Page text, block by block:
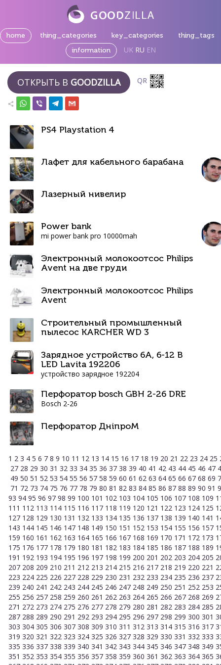
home thing_categories key_categories
thing_tags
information
UK RU EN
ОТКРЫТЬ В GOODZILLA QR
PS4 Playstation 4
Лафет для кабельного барабана
Лазерный нивелир
Power bank
mi power bank pro 10000mah
Электронный молокоотсос Philips
Avent на две груди
Электронный молокоотсос Philips
Avent
Строительный промышленный
пылесос KARCHER WD 3
Зарядное устройство 6А, 6-12 В
LED Lavita 192206
устройство зарядное 192204
Перфоратор bosch GBH 2-26 DRE
Bosch 2-26
Перфоратор ДніпроМ
1 2 3 4 5 6 7 8 9 10 11 12 13 14 15 16 17 18 19 20 21 22 23 24 25
27 28 29 30 31 32 33 34 35 36 37 38 39 40 41 42 43 44 45 46 47
49 50 51 52 53 54 55 56 57 58 59 60 61 62 63 64 65 66 67 68 69
71 72 73 74 75 76 77 78 79 80 81 82 83 84 85 86 87 88 89 90 91
93 94 95 96 97 98 99 100 101 102 103 104 105 106 107 108 109
111 112 113 114 115 116 117 118 119 120 121 122 123 124 125
127 128 129 130 131 132 133 134 135 136 137 138 139 140 141
143 144 145 146 147 148 149 150 151 152 153 154 155 156 157
159 160 161 162 163 164 165 166 167 168 169 170 171 172 173
175 176 177 178 179 180 181 182 183 184 185 186 187 188 189
191 192 193 194 195 196 197 198 199 200 201 202 203 204 205
207 208 209 210 211 212 213 214 215 216 217 218 219 220 221
223 224 225 226 227 228 229 230 231 232 233 234 235 236 237
239 240 241 242 243 244 245 246 247 248 249 250 251 252 253
255 256 257 258 259 260 261 262 263 264 265 266 267 268 269
271 272 273 274 275 276 277 278 279 280 281 282 283 284 285
287 288 289 290 291 292 293 294 295 296 297 298 299 300 301
303 304 305 306 307 308 309 310 311 312 313 314 315 316 317
319 320 321 322 323 324 325 326 327 328 329 330 331 332 333
335 336 337 338 339 340 341 342 343 344 345 346 347 348 349
351 352 353 354 355 356 357 358 359 360 361 362 363 364 365